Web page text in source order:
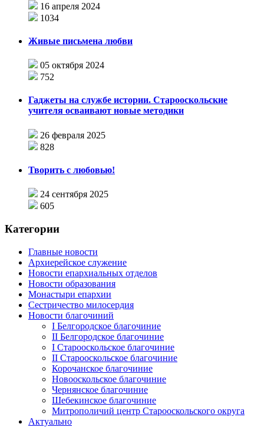
16 апреля 2024
1034
Живые письмена любви
05 октября 2024
752
Гаджеты на службе истории. Старооскольские
учителя осваивают новые методики
26 февраля 2025
828
Творить с любовью!
24 сентября 2025
605
Категории
Главные новости
Архиерейское служение
Новости епархиальных отделов
Новости образования
Монастыри епархии
Сестричество милосердия
Новости благочиний
I Белгородское благочиние
II Белгородское благочиние
I Старооскольское благочиние
II Старооскольское благочиние
Корочанское благочиние
Новооскольское благочиние
Чернянское благочиние
Шебекинское благочиние
Митрополичий центр Старооскольского округа
Актуально